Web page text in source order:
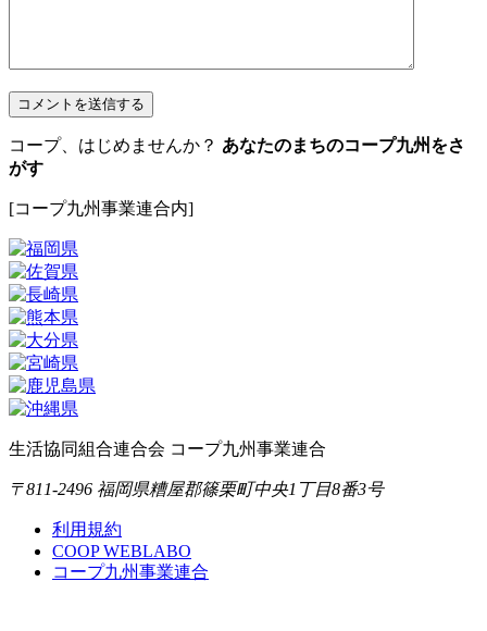
コープ、はじめませんか？ あなたのまちのコープ九州をさ
がす
[コープ九州事業連合内]
生活協同組合連合会 コープ九州事業連合
〒811-2496 福岡県糟屋郡篠栗町中央1丁目8番3号
利用規約
COOP WEBLABO
コープ九州事業連合